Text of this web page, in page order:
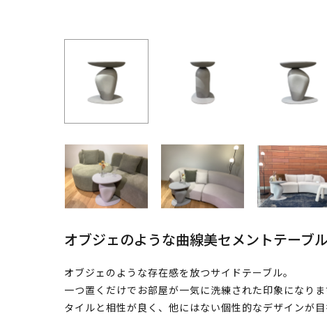
オブジェのような曲線美セメントテーブル
オブジェのような存在感を放つサイドテーブル。
一つ置くだけでお部屋が一気に洗練された印象になり
タイルと相性が良く、他にはない個性的なデザインが